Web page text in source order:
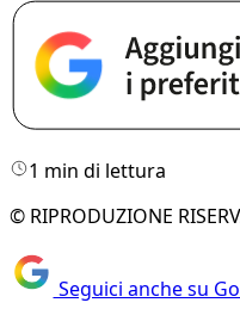
1 min di lettura
© RIPRODUZIONE
Seguici anche su